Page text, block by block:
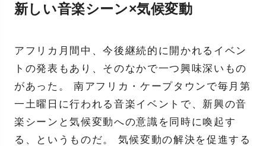
新しい音楽シーン×気候変動
アフリカ月間中、今後継続的に開かれるイベン
トの発表もあり、そのなかで一つ興味深いもの
があった。 南アフリカ・ケープタウンで毎月第
一土曜日に行われる音楽イベントで、新興の音
楽シーンと気候変動への意識を同時に喚起す
る、というものだ。 気候変動の解決を促進する